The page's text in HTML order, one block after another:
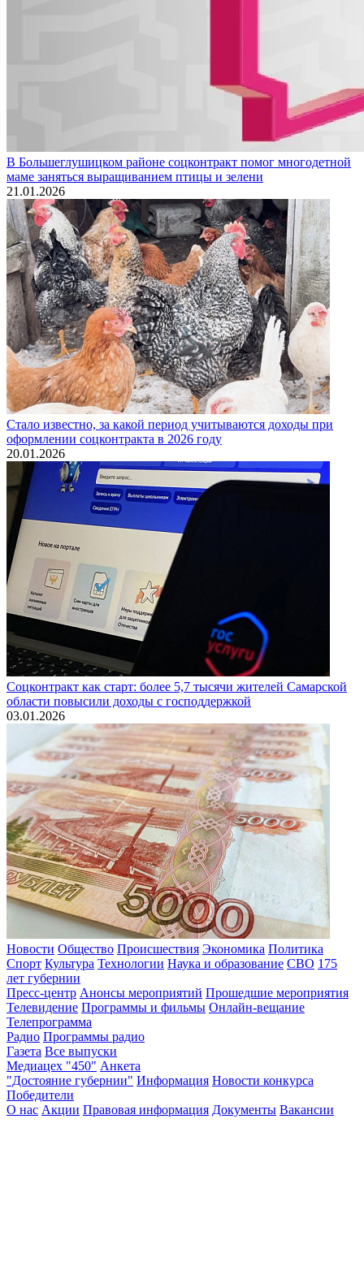
В Большеглушицком районе соцконтракт помог многодетной
маме заняться выращиванием птицы и зелени
21.01.2026
Стало известно, за какой период учитываются доходы при
оформлении соцконтракта в 2026 году
20.01.2026
Соцконтракт как старт: более 5,7 тысячи жителей Самарской
области повысили доходы с господдержкой
03.01.2026
Новости Общество Происшествия Экономика Политика
Спорт Культура Технологии Наука и образование СВО 175
лет губернии
Пресс-центр Анонсы мероприятий Прошедшие мероприятия
Телевидение Программы и фильмы Онлайн-вещание
Телепрограмма
Радио Программы радио
Газета Все выпуски
Медиацех "450" Анкета
"Достояние губернии" Информация Новости конкурса
Победители
О нас Акции Правовая информация Документы Вакансии